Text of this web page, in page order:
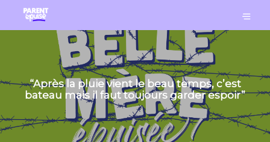
“Après la pluie vient le beau temps, c’est
bateau mais il faut toujours garder espoir”